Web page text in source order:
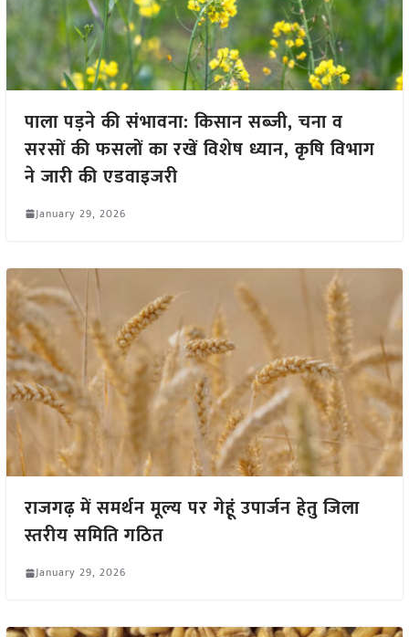
पाला पड़ने की संभावना: किसान सब्जी, चना व
सरसों की फसलों का रखें विशेष ध्यान, कृषि विभाग
ने जारी की एडवाइजरी
January 29, 2026
राजगढ़ में समर्थन मूल्य पर गेहूं उपार्जन हेतु जिला
स्तरीय समिति गठित
January 29, 2026